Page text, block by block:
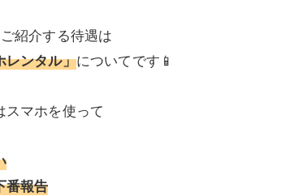
紹介する待遇は
レンタル」についてです📱
スマホを使って
番報告